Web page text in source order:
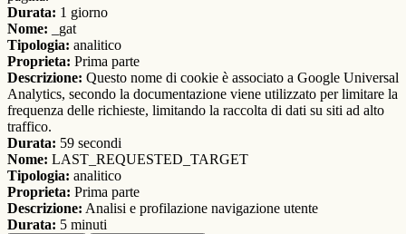
Durata: 1 giorno
Nome: _gat
Tipologia: analitico
Proprieta: Prima parte
Descrizione: Questo nome di cookie è associato a Google Universal
Analytics, secondo la documentazione viene utilizzato per limitare la
frequenza delle richieste, limitando la raccolta di dati su siti ad alto
traffico.
Durata: 59 secondi
Nome: LAST_REQUESTED_TARGET
Tipologia: analitico
Proprieta: Prima parte
Descrizione: Analisi e profilazione navigazione utente
Durata: 5 minuti